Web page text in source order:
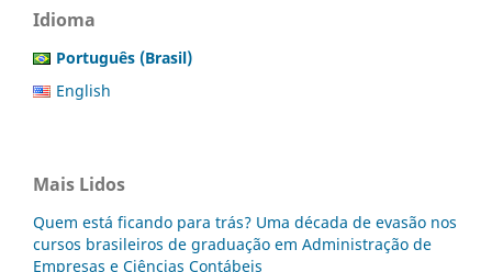
Idioma
Português (Brasil)
English
Mais Lidos
Quem está ficando para trás? Uma década de evasão nos
cursos brasileiros de graduação em Administração de
Empresas e Ciências Contábeis